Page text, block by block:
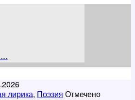
лирика, Поэзия Отмечено